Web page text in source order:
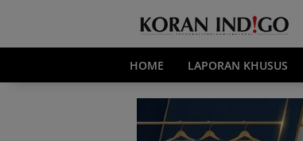
HOME LAPORAN KHUSUS